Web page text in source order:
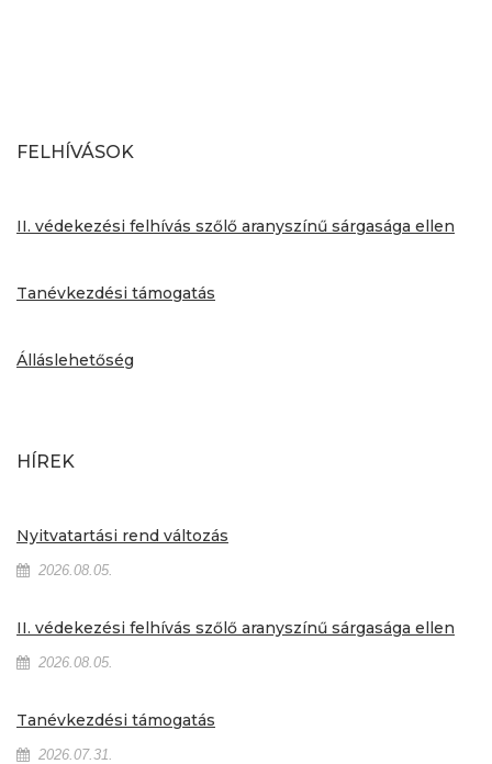
FELHÍVÁSOK
II. védekezési felhívás szőlő aranyszínű sárgasága ellen
Tanévkezdési támogatás
Álláslehetőség
HÍREK
Nyitvatartási rend változás
2026.08.05.
II. védekezési felhívás szőlő aranyszínű sárgasága ellen
2026.08.05.
Tanévkezdési támogatás
2026.07.31.